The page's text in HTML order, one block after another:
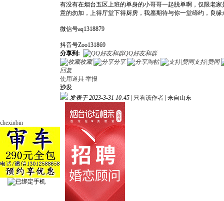
有没有在烟台五区上班的单身的小哥哥一起脱单啊，仅限老
意的勿加，上得厅堂下得厨房，我愿期待与你一堂缔约，良
微信号aq1318879
抖音号Zoo131869
分享到:
QQ好友和群
收藏
分享 淘帖
支持|赞同
回复
使用道具 举报
chexinbin
沙发
发表于 2023-3-31 10:45
只看该作者 来自山东